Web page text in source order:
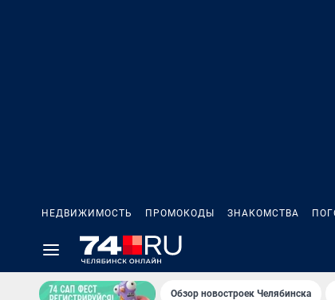
НЕДВИЖИМОСТЬ ПРОМОКОДЫ ЗНАКОМСТВА
Обзор новостроек Челябинска